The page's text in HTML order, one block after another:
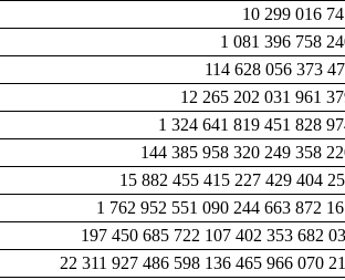
10 299 016
1 081 396 758
114 628 056 373
12 265 202 031 961
1 324 641 819 451 828
144 385 958 320 249 358
15 882 455 415 227 429 404
1 762 952 551 090 244 663 872
197 450 685 722 107 402 353 682
22 311 927 486 598 136 465 966 070